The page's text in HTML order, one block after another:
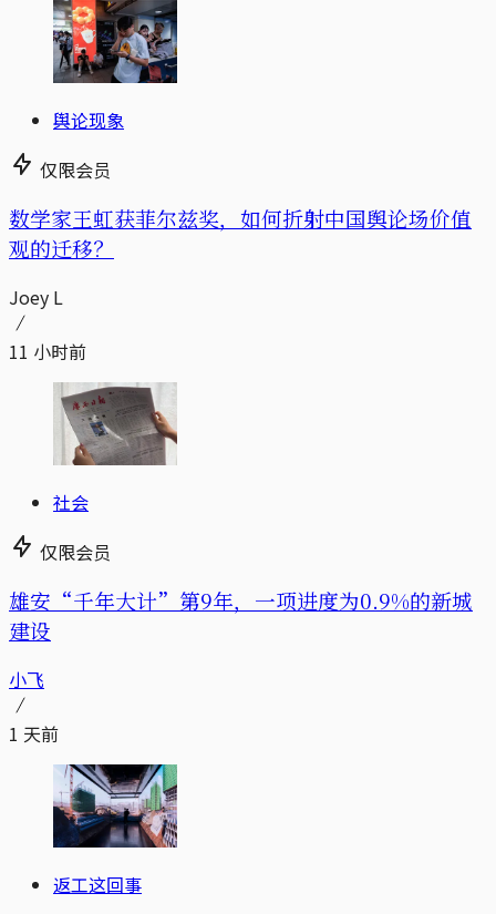
舆论现象
仅限会员
数学家王虹获菲尔兹奖，如何折射中国舆论场价值
观的迁移？
Joey L
11 小时前
社会
仅限会员
雄安“千年大计”第9年，一项进度为0.9%的新城
建设
小飞
1 天前
返工这回事